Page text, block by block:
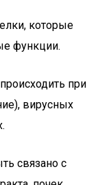
которые
функции.
при
вирусных
связано с